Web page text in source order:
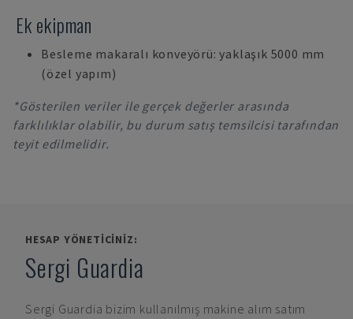
Ek ekipman
Besleme makaralı konveyörü: yaklaşık 5000 mm
(özel yapım)
*Gösterilen veriler ile gerçek değerler arasında
farklılıklar olabilir, bu durum satış temsilcisi tarafından
teyit edilmelidir.
HESAP YÖNETICINIZ:
Sergi Guardia
Sergi Guardia bizim kullanılmış makine alım satım